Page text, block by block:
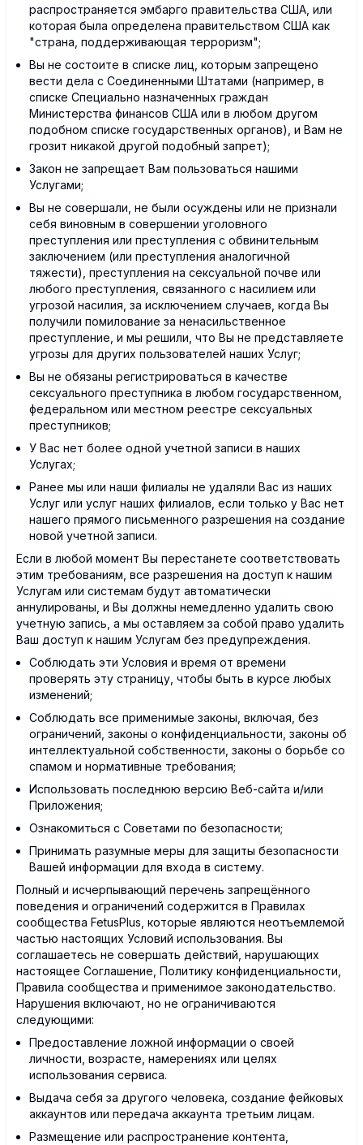
распространяется эмбарго правительства США, или
которая была определена правительством США как
"страна, поддерживающая терроризм";
Вы не состоите в списке лиц, которым запрещено
вести дела с Соединенными Штатами (например, в
списке Специально назначенных граждан
Министерства финансов США или в любом другом
подобном списке государственных органов), и Вам не
грозит никакой другой подобный запрет);
Закон не запрещает Вам пользоваться нашими
Услугами;
Вы не совершали, не были осуждены или не признали
себя виновным в совершении уголовного
преступления или преступления с обвинительным
заключением (или преступления аналогичной
тяжести), преступления на сексуальной почве или
любого преступления, связанного с насилием или
угрозой насилия, за исключением случаев, когда Вы
получили помилование за ненасильственное
преступление, и мы решили, что Вы не представляете
угрозы для других пользователей наших Услуг;
Вы не обязаны регистрироваться в качестве
сексуального преступника в любом государственном,
федеральном или местном реестре сексуальных
преступников;
У Вас нет более одной учетной записи в наших
Услугах;
Ранее мы или наши филиалы не удаляли Вас из наших
Услуг или услуг наших филиалов, если только у Вас нет
нашего прямого письменного разрешения на создание
новой учетной записи.
Если в любой момент Вы перестанете соответствовать
этим требованиям, все разрешения на доступ к нашим
Услугам или системам будут автоматически
аннулированы, и Вы должны немедленно удалить свою
учетную запись, а мы оставляем за собой право удалить
Ваш доступ к нашим Услугам без предупреждения.
Соблюдать эти Условия и время от времени
проверять эту страницу, чтобы быть в курсе любых
изменений;
Соблюдать все применимые законы, включая, без
ограничений, законы о конфиденциальности, законы об
интеллектуальной собственности, законы о борьбе со
спамом и нормативные требования;
Использовать последнюю версию Веб-сайта и/или
Приложения;
Ознакомиться с Советами по безопасности;
Принимать разумные меры для защиты безопасности
Вашей информации для входа в систему.
Полный и исчерпывающий перечень запрещённого
поведения и ограничений содержится в Правилах
сообщества FetusPlus, которые являются неотъемлемой
частью настоящих Условий использования. Вы
соглашаетесь не совершать действий, нарушающих
настоящее Соглашение, Политику конфиденциальности,
Правила сообщества и применимое законодательство.
Нарушения включают, но не ограничиваются
следующими:
Предоставление ложной информации о своей
личности, возрасте, намерениях или целях
использования сервиса.
Выдача себя за другого человека, создание фейковых
аккаунтов или передача аккаунта третьим лицам.
Размещение или распространение контента,